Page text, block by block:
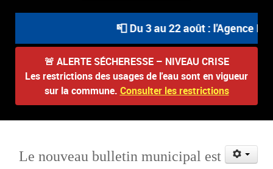
📮 Du 3 au 22 août : l'Agence
🚨 ALERTE SÉCHERESSE – NIVEAU CRISE
Les restrictions des usages de l'eau sont en vigueur
sur la commune. Consulter les restrictions
Le nouveau bulletin municipal est